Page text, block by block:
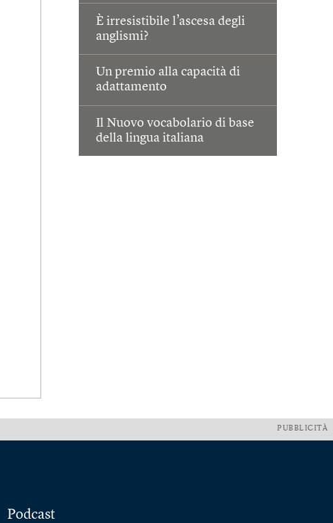
È irresistibile l’ascesa degli
anglismi?
Un premio alla capacità di
adattamento
Il Nuovo vocabolario di base
della lingua italiana
PUBBLICITÀ
Podcast